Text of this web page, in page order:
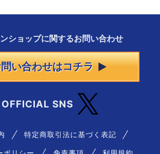
ショップに関するお問い合わせ
い合わせはコチラ
OFFICIAL SNS
特定商取引法に基づく表記